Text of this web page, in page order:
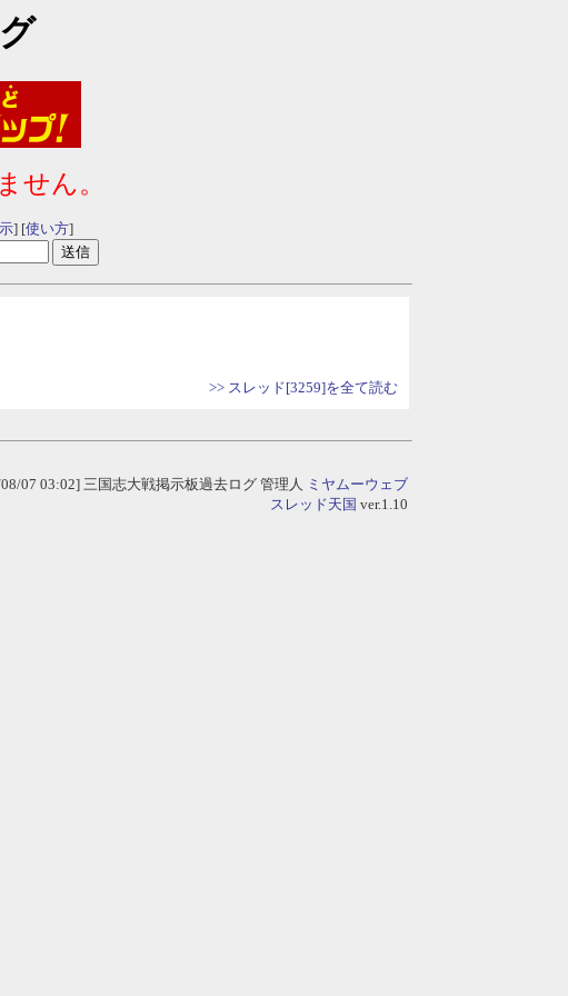
せん。
] [使い方]
>> スレッド[3259]を全て読む
07 03:02] 三国志大戦掲示板過去ログ 管理人 ミヤムーウェブ
スレッド天国 ver.1.10